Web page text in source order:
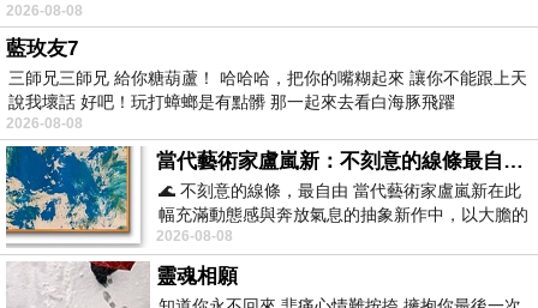
2026-08-08
藍玫友7
三師兄三師兄 給你糖葫蘆！ 哈哈哈，把你的嘴糊起來 讓你不能跟上天
說我壞話 好吧！玩打蟑螂是有點髒 那一起來去看白海豚飛躍
2026-08-08
當代藝術家盧嵐新：不刻意的線條最自由，讓色彩流動、筆觸自己說話
🌊 不刻意的線條，最自由 當代藝術家盧嵐新在此
幅充滿動態感與奔放氣息的抽象新作中，以大膽的
藍色顏料在白色畫布上揮灑、壓印與流淌
2026-08-08
靈魂相願